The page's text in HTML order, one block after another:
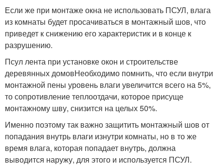
Если же при монтаже окна не использовать ПСУЛ, влага
из комнаты будет просачиваться в монтажный шов, что
приведет к снижению его характеристик и в конце к
разрушению.
Псул лента при установке окон и строительстве
деревянных домовНеобходимо помнить, что если внутри
монтажной пены уровень влаги увеличится всего на 5%,
то сопротивление теплоотдачи, которое присуще
монтажному шву, снизится на целых 50%.
Именно поэтому так важно защитить монтажный шов от
попадания внутрь влаги изнутри комнаты, но в то же
время влага, которая попадает внутрь, должна
выводится наружу, для этого и используется ПСУЛ.